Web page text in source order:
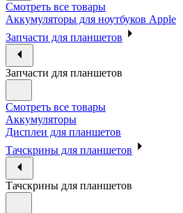
Смотреть все товары
Аккумуляторы для ноутбуков Apple
Запчасти для планшетов
Запчасти для планшетов
Смотреть все товары
Аккумуляторы
Дисплеи для планшетов
Тачскрины для планшетов
Тачскрины для планшетов